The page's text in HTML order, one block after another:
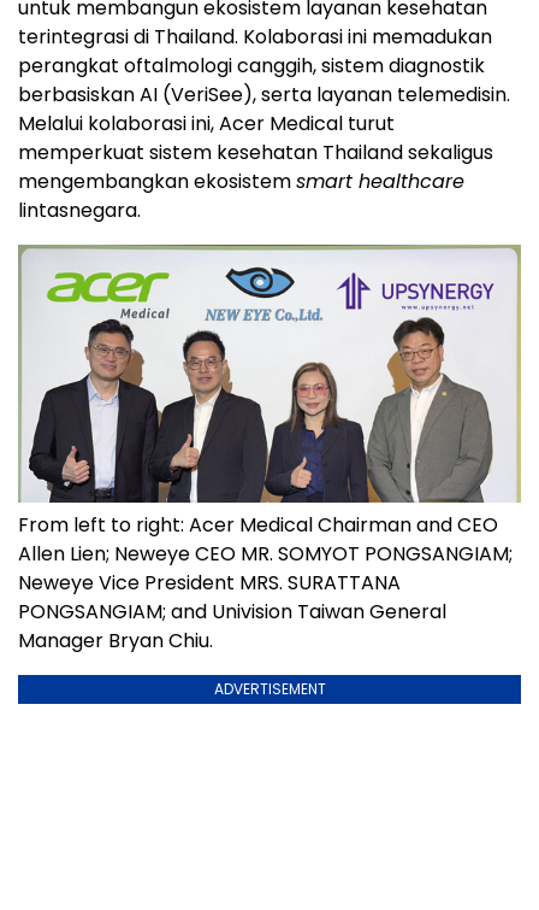
untuk membangun ekosistem layanan kesehatan
terintegrasi di Thailand. Kolaborasi ini memadukan
perangkat oftalmologi canggih, sistem diagnostik
berbasiskan AI (VeriSee), serta layanan telemedisin.
Melalui kolaborasi ini, Acer Medical turut
memperkuat sistem kesehatan Thailand sekaligus
mengembangkan ekosistemsmart healthcare
lintasnegara.
From left to right: Acer Medical Chairman and CEO
Allen Lien; Neweye CEO MR. SOMYOT PONGSANGIAM;
Neweye Vice President MRS. SURATTANA
PONGSANGIAM; and Univision Taiwan General
Manager Bryan Chiu.
ADVERTISEMENT